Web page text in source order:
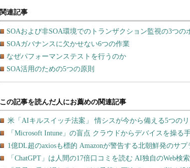
関連記事
SOAおよび非SOA環境でのトランザクション監視の3つの
SOAガバナンスに欠かせない6つの作業
なぜパフォーマンステストを行うのか
SOA活用のための5つの原則